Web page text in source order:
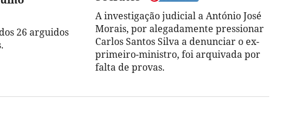
26 arguidos
A investigação judicial a António José
Morais, por alegadamente pressionar
Carlos Santos Silva a denunciar o ex-
primeiro-ministro, foi arquivada por
falta de provas.